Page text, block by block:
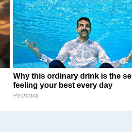
Why this ordinary drink is the
feeling your best every day
Реклама